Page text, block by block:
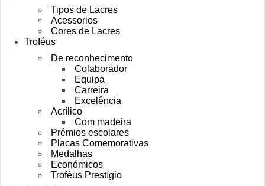
Tipos de Lacres
Acessorios
Cores de Lacres
Troféus
De reconhecimento
Colaborador
Equipa
Carreira
Excelência
Acrílico
Com madeira
Prémios escolares
Placas Comemorativas
Medalhas
Económicos
Troféus Prestígio